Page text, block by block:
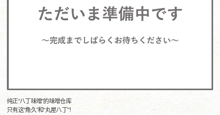
纯正“八丁味噌”的味噌仓库
只有这“角久”和“丸屋八丁”！